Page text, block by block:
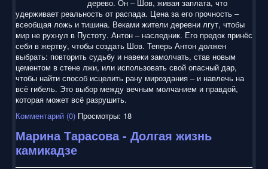
дерево. Он – Шов, живая заплата, что
удерживает реальность от распада. Цена за его прочность –
всеобщая ложь и тишина. Веками жители деревни лгут, чтобы
мир не рухнул в Пустоту. Антон – наследник. Его предок принёс
себя в жертву, чтобы создать Шов. Теперь Антон должен
выбрать: повторить судьбу и навеки замолчать, став новым
цементом в стене лжи, или использовать свой опасный дар,
чтобы найти способ исцелить рану мироздания – и навлечь на
всё гибель. Это выбор между вечным молчанием и правдой,
которая может всё разрушить.
Комментарий (0) Просмотры: 18
Марина Тарасова - Долгая жизнь
камикадзе